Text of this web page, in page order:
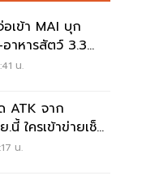
อเข้า MAI บุก
าหารสัตว์ 3.3
น.
ATK จาก
นี้ ใครเข้าข่ายเช็ค
น.